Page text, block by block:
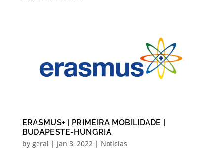
ERASMUS+ | PRIMEIRA MOBILIDADE |
BUDAPESTE-HUNGRIA
by geral | Jan 3, 2022| Notícias